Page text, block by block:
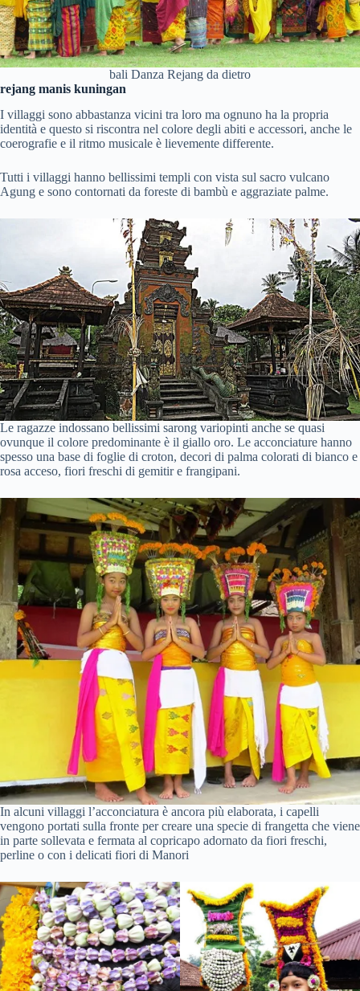
bali Danza Rejang da dietro
rejang manis kuningan
I villaggi sono abbastanza vicini tra loro ma ognuno ha la propria
identità e questo si riscontra nel colore degli abiti e accessori, anche le
coerografie e il ritmo musicale è lievemente differente.
Tutti i villaggi hanno bellissimi templi con vista sul sacro vulcano
Agung e sono contornati da foreste di bambù e aggraziate palme.
Le ragazze indossano bellissimi sarong variopinti anche se quasi
ovunque il colore predominante è il giallo oro. Le acconciature hanno
spesso una base di foglie di croton, decori di palma colorati di bianco e
rosa acceso, fiori freschi di gemitir e frangipani.
In alcuni villaggi l’acconciatura è ancora più elaborata, i capelli
vengono portati sulla fronte per creare una specie di frangetta che viene
in parte sollevata e fermata al copricapo adornato da fiori freschi,
perline o con i delicati fiori di Manori